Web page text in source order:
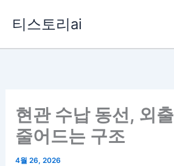
티스토리ai
현관 수납 동선, 외
줄어드는 구조
4월 26, 2026